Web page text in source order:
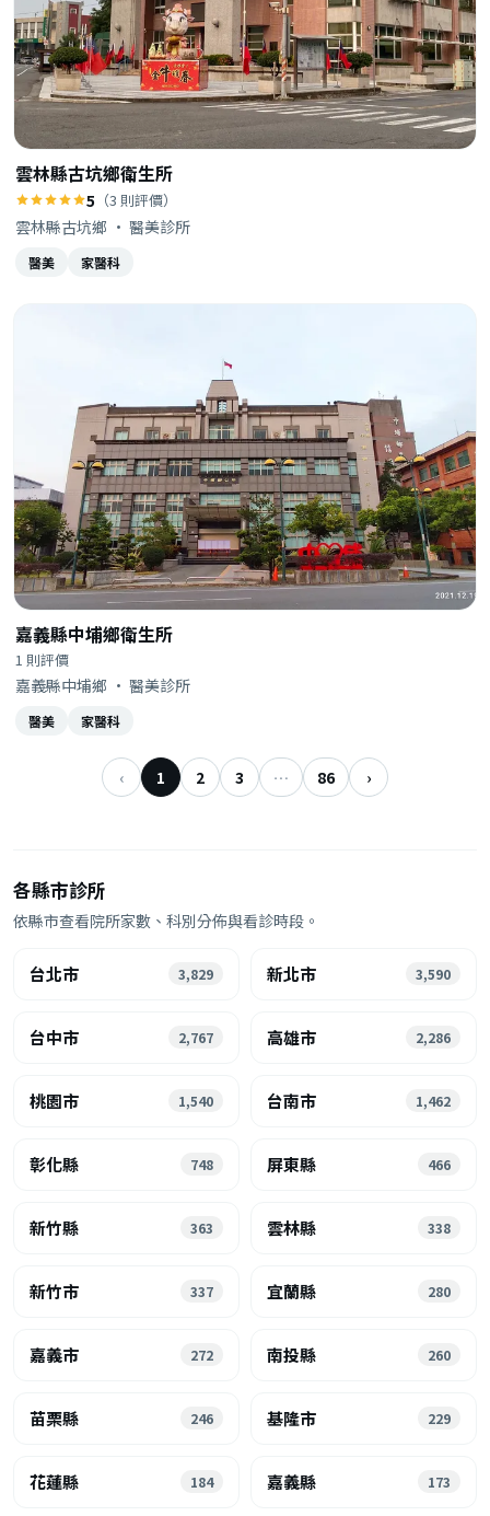
雲林縣古坑鄉衛生所
5 （3 則評價）
雲林縣古坑鄉 · 醫美診所
醫美 家醫科
嘉義縣中埔鄉衛生所
1 則評價
嘉義縣中埔鄉 · 醫美診所
醫美 家醫科
‹ 1 2 3 … 86 ›
各縣市診所
依縣市查看院所家數、科別分佈與看診時段。
台北市 3,829 新北市 3,590
台中市 2,767 高雄市 2,286
桃園市 1,540 台南市 1,462
彰化縣 748 屏東縣 466
新竹縣 363 雲林縣 338
新竹市 337 宜蘭縣 280
嘉義市 272 南投縣 260
苗栗縣 246 基隆市 229
花蓮縣 184 嘉義縣 173